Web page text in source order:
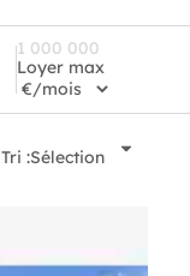
Loyer max
Tri :Sélection